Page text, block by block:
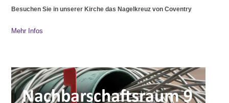
Besuchen Sie in unserer Kirche das Nagelkreuz von Coventry
Mehr Infos